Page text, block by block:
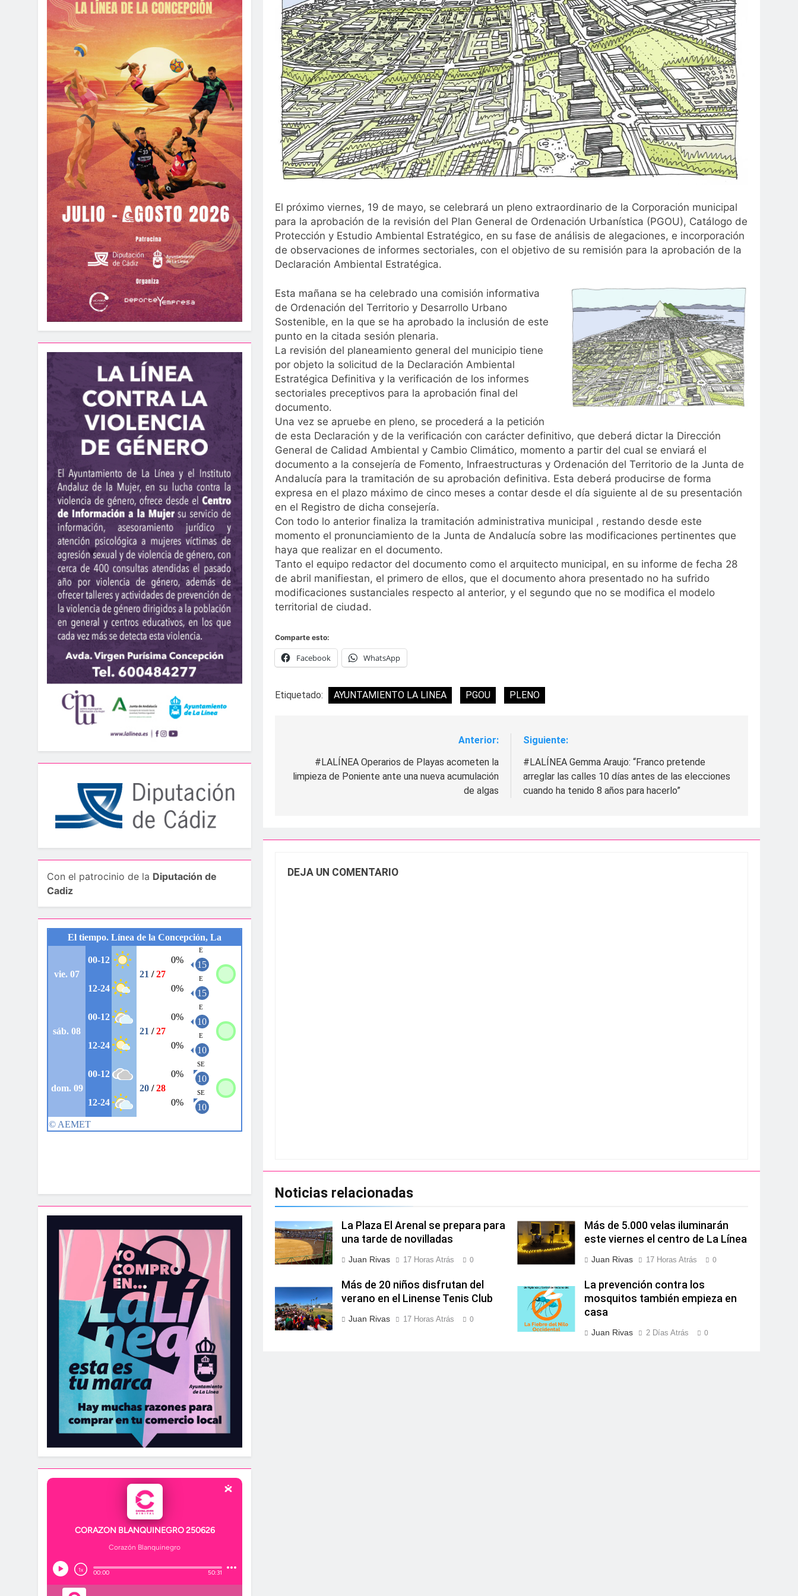
Con el patrocinio de la Diputación de
Cadiz
El próximo viernes, 19 de mayo, se celebrará un pleno extraordinario de la Corporación municipal
para la aprobación de la revisión del Plan General de Ordenación Urbanística (PGOU), Catálogo de
Protección y Estudio Ambiental Estratégico, en su fase de análisis de alegaciones, e incorporación
de observaciones de informes sectoriales, con el objetivo de su remisión para la aprobación de la
Declaración Ambiental Estratégica.
Esta mañana se ha celebrado una comisión informativa
de Ordenación del Territorio y Desarrollo Urbano
Sostenible, en la que se ha aprobado la inclusión de este
punto en la citada sesión plenaria.
La revisión del planeamiento general del municipio tiene
por objeto la solicitud de la Declaración Ambiental
Estratégica Definitiva y la verificación de los informes
sectoriales preceptivos para la aprobación final del
documento.
Una vez se apruebe en pleno, se procederá a la petición
de esta Declaración y de la verificación con carácter definitivo, que deberá dictar la Dirección
General de Calidad Ambiental y Cambio Climático, momento a partir del cual se enviará el
documento a la consejería de Fomento, Infraestructuras y Ordenación del Territorio de la Junta de
Andalucía para la tramitación de su aprobación definitiva. Esta deberá producirse de forma
expresa en el plazo máximo de cinco meses a contar desde el día siguiente al de su presentación
en el Registro de dicha consejería.
Con todo lo anterior finaliza la tramitación administrativa municipal , restando desde este
momento el pronunciamiento de la Junta de Andalucía sobre las modificaciones pertinentes que
haya que realizar en el documento.
Tanto el equipo redactor del documento como el arquitecto municipal, en su informe de fecha 28
de abril manifiestan, el primero de ellos, que el documento ahora presentado no ha sufrido
modificaciones sustanciales respecto al anterior, y el segundo que no se modifica el modelo
territorial de ciudad.
Comparte esto:
Facebook WhatsApp
Etiquetado: AYUNTAMIENTO LA LINEA PGOU PLENO
entradas
Anterior:
#LALÍNEA Operarios de Playas acometen la
limpieza de Poniente ante una nueva acumulación
de algas
Siguiente:
#LALÍNEA Gemma Araujo: “Franco pretende
arreglar las calles 10 días antes de las elecciones
cuando ha tenido 8 años para hacerlo”
DEJA UN COMENTARIO
Noticias relacionadas
La Plaza El Arenal se prepara para
una tarde de novilladas
Juan Rivas 17 Horas Atrás 0
Más de 5.000 velas iluminarán
este viernes el centro de La Línea
Juan Rivas 17 Horas Atrás 0
Más de 20 niños disfrutan del
verano en el Linense Tenis Club
Juan Rivas 17 Horas Atrás 0
La prevención contra los
mosquitos también empieza en
casa
Juan Rivas 2 Días Atrás 0